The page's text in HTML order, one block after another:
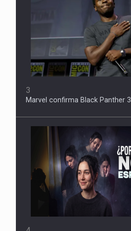
3
Marvel confirma Black Panther 3